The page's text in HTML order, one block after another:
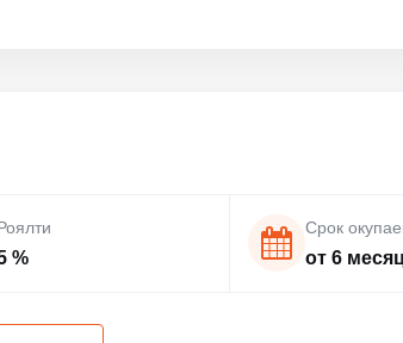
%
Срок
от 6